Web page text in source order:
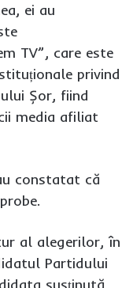
ei au
TV”, care este
privind
Șor, fiind
media afiliat
constatat că
al alegerilor, în
Partidului